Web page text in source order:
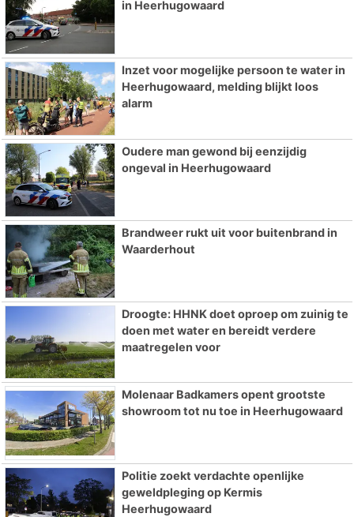
in Heerhugowaard
Inzet voor mogelijke persoon te water in
Heerhugowaard, melding blijkt loos
alarm
Oudere man gewond bij eenzijdig
ongeval in Heerhugowaard
Brandweer rukt uit voor buitenbrand in
Waarderhout
Droogte: HHNK doet oproep om zuinig te
doen met water en bereidt verdere
maatregelen voor
Molenaar Badkamers opent grootste
showroom tot nu toe in Heerhugowaard
Politie zoekt verdachte openlijke
geweldpleging op Kermis
Heerhugowaard